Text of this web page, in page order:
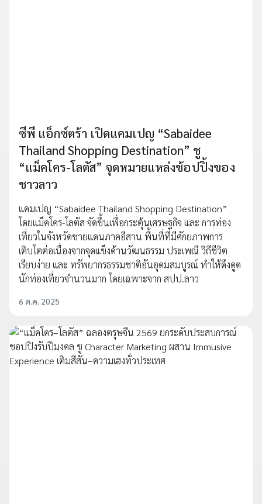
ซีพี แอ็กซ์ตร้า เปิดแคมเปญ “Sabaidee
Thailand Shopping Destination” ชู
“แม็คโคร-โลตัส” จุดหมายแหล่งช้อปปิ้งของ
ชาวลาว
แคมเปญ “Sabaidee Thailand Shopping Destination”
โดยแม็คโคร-โลตัส จัดขึ้นเพื่อกระตุ้นเศรษฐกิจ และ การท่อง
เที่ยวในจังหวัดชายแดนภาคอีสาน พื้นที่ที่มีศักยภาพการ
เติบโตต่อเนื่องจากจุดแข็งด้านวัฒนธรรม ประเพณี วิถีชีวิต
เรียบง่าย และ ทรัพยากรธรรมชาติอันอุดมสมบูรณ์ ทำให้ดึงดูด
นักท่องเที่ยวจำนวนมาก โดยเฉพาะจาก สปป.ลาว
6 ต.ค. 2025